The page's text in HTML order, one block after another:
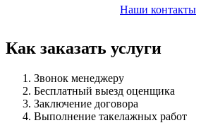
Наши контакты
Как заказать услуги
Звонок менеджеру
Бесплатный выезд оценщика
Заключение договора
Выполнение такелажных работ